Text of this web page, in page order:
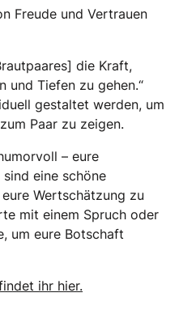
Freude und Vertrauen
die Kraft,
und Tiefen zu gehen.“
gestaltet werden, um
Paar zu zeigen.
– eure
eine schöne
Wertschätzung zu
mit einem Spruch oder
um eure Botschaft
ihr hier.